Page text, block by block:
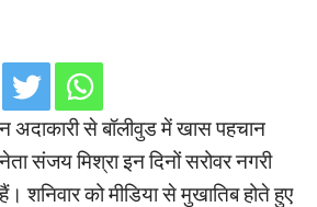
अदाकारी से बॉलीवुड में खास पहचान
संजय मिश्रा इन दिनों सरोवर नगरी
शनिवार को मीडिया से मुखातिब होते हुए